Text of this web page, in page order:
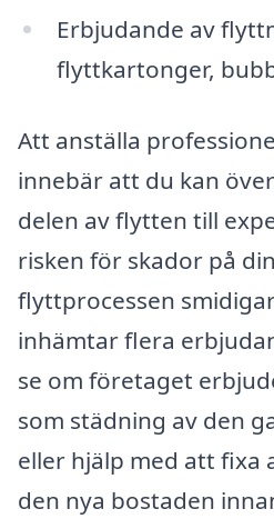
Erbjudande av
flyttkartonger,
Att anställa
innebär att du kan
delen av flytten till
risken för skador på
flyttprocessen
inhämtar flera
se om företaget
som städning av den
eller hjälp med att fixa
den nya bostaden